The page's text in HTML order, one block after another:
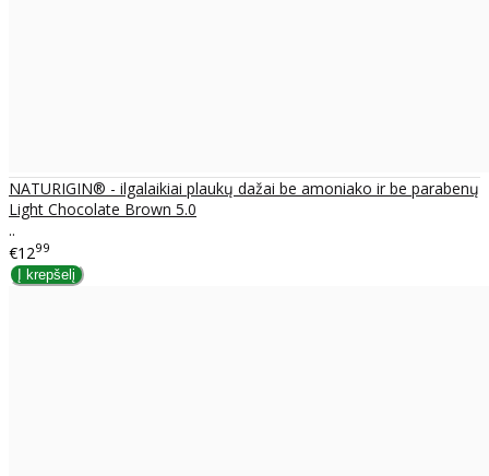
NATURIGIN® - ilgalaikiai plaukų dažai be amoniako ir be parabenų
Light Chocolate Brown 5.0
..
€1299